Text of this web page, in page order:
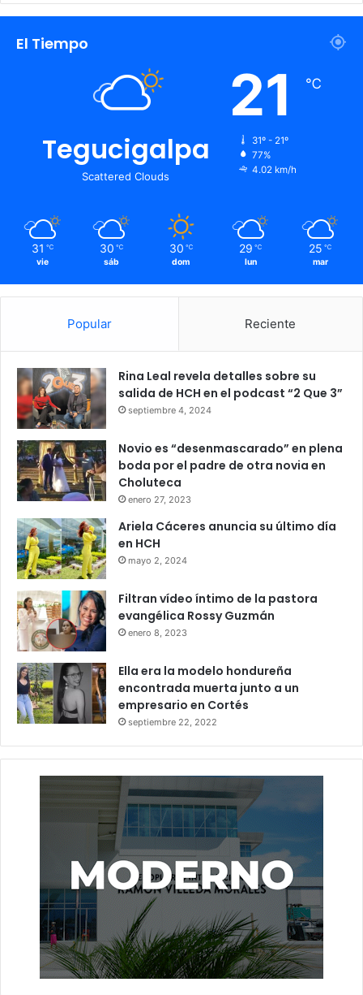
El Tiempo
Tegucigalpa
Scattered Clouds
21 ℃
31º - 21º
77%
4.02 km/h
31 ℃
vie
30 ℃
sáb
30 ℃
dom
29 ℃
lun
25 ℃
mar
Popular Reciente
Rina Leal revela detalles sobre su
salida de HCH en el podcast “2 Que 3”
septiembre 4, 2024
Novio es “desenmascarado” en plena
boda por el padre de otra novia en
Choluteca
enero 27, 2023
Ariela Cáceres anuncia su último día
en HCH
mayo 2, 2024
Filtran vídeo íntimo de la pastora
evangélica Rossy Guzmán
enero 8, 2023
Ella era la modelo hondureña
encontrada muerta junto a un
empresario en Cortés
septiembre 22, 2022